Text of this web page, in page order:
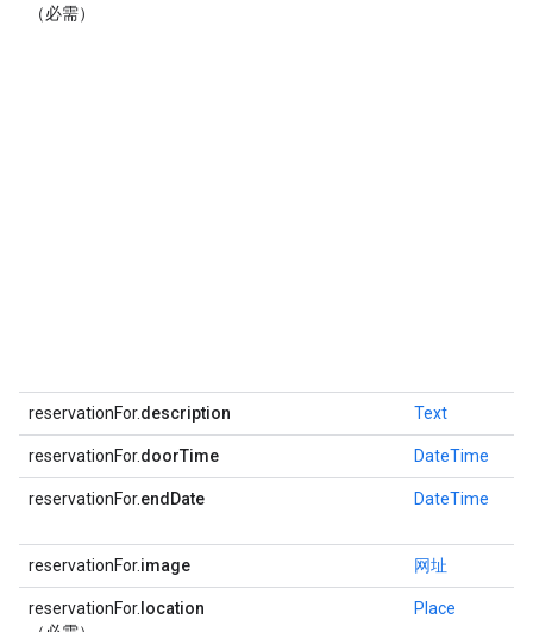
（必需）
reservationFor.description Text
reservationFor.doorTime DateTime
reservationFor.endDate DateTime
reservationFor.image 网址
reservationFor. location
Place